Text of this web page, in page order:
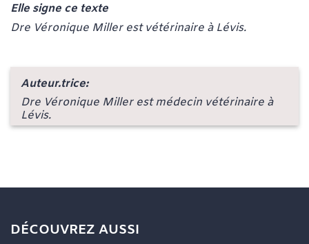
Elle signe ce texte
Dre Véronique Miller est vétérinaire à Lévis.
Auteur.trice:
Dre Véronique Miller est médecin vétérinaire à
Lévis.
DÉCOUVREZ AUSSI